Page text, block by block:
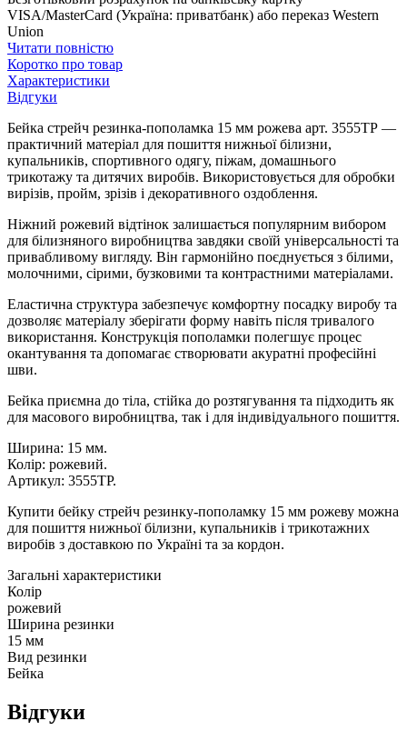
VISA/MasterCard (Україна: приватбанк) або переказ Western
Union
Читати повністю
Коротко про товар
Характеристики
Відгуки
Бейка стрейч резинка-пополамка 15 мм рожева арт. 3555ТР —
практичний матеріал для пошиття нижньої білизни,
купальників, спортивного одягу, піжам, домашнього
трикотажу та дитячих виробів. Використовується для обробки
вирізів, пройм, зрізів і декоративного оздоблення.
Ніжний рожевий відтінок залишається популярним вибором
для білизняного виробництва завдяки своїй універсальності та
привабливому вигляду. Він гармонійно поєднується з білими,
молочними, сірими, бузковими та контрастними матеріалами.
Еластична структура забезпечує комфортну посадку виробу та
дозволяє матеріалу зберігати форму навіть після тривалого
використання. Конструкція пополамки полегшує процес
окантування та допомагає створювати акуратні професійні
шви.
Бейка приємна до тіла, стійка до розтягування та підходить як
для масового виробництва, так і для індивідуального пошиття.
Ширина: 15 мм.
Колір: рожевий.
Артикул: 3555ТР.
Купити бейку стрейч резинку-пополамку 15 мм рожеву можна
для пошиття нижньої білизни, купальників і трикотажних
виробів з доставкою по Україні та за кордон.
Загальні характеристики
Колір
рожевий
Ширина резинки
15 мм
Вид резинки
Бейка
Відгуки